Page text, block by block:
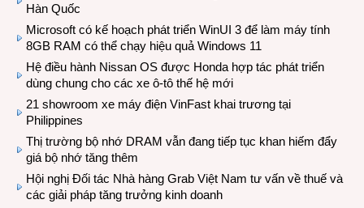
Hàn Quốc
Microsoft có kế hoạch phát triển WinUI 3 để làm máy tính
8GB RAM có thể chạy hiệu quả Windows 11
Hệ điều hành Nissan OS được Honda hợp tác phát triển
dùng chung cho các xe ô-tô thế hệ mới
21 showroom xe máy điện VinFast khai trương tại
Philippines
Thị trường bộ nhớ DRAM vẫn đang tiếp tục khan hiếm đẩy
giá bộ nhớ tăng thêm
Hội nghị Đối tác Nhà hàng Grab Việt Nam tư vấn về thuế và
các giải pháp tăng trưởng kinh doanh